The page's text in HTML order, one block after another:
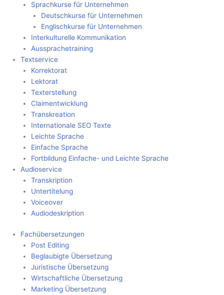
Sprachkurse für Unternehmen
Deutschkurse für Unternehmen
Englischkurse für Unternehmen
Interkulturelle Kommunikation
Aussprachetraining
Textservice
Korrektorat
Lektorat
Texterstellung
Claimentwicklung
Transkreation
Internationale SEO Texte
Leichte Sprache
Einfache Sprache
Fortbildung Einfache- und Leichte Sprache
Audioservice
Transkription
Untertitelung
Voiceover
Audiodeskription
Fachübersetzungen
Post Editing
Beglaubigte Übersetzung
Juristische Übersetzung
Wirtschaftliche Übersetzung
Marketing Übersetzung